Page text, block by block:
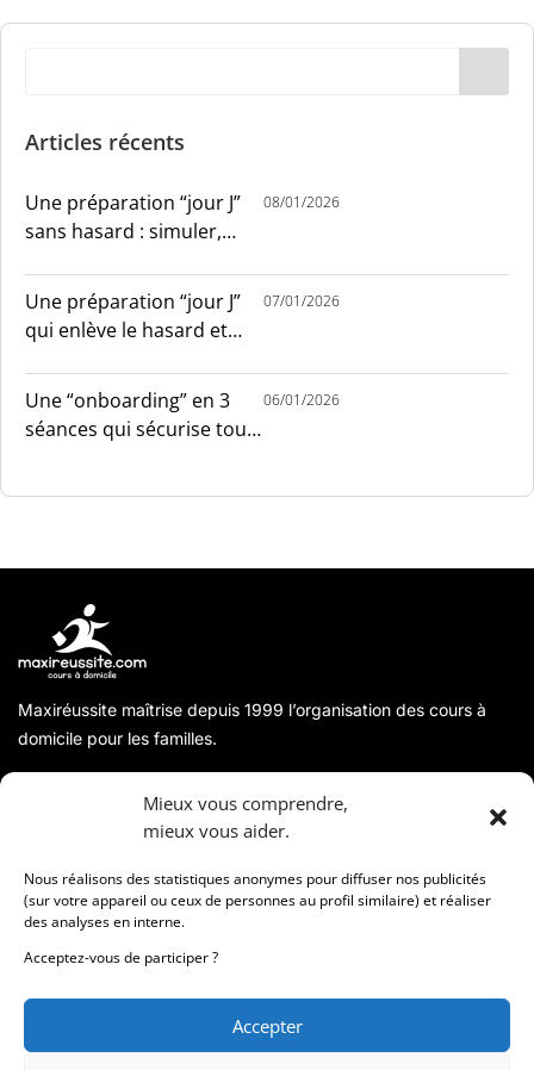
Mieux vous comprendre,
mieux vous aider.
Nous réalisons des statistiques anonymes pour diffuser nos publicités
(sur votre appareil ou ceux de personnes au profil similaire) et réaliser
des analyses en interne.
Acceptez-vous de participer ?
Accepter
Articles récents
Une préparation “jour J”
sans hasard : simuler,
08/01/2026
Une préparation “jour J”
qui enlève le hasard et
07/01/2026
Une “onboarding” en 3
séances qui sécurise tout
06/01/2026
Maxiréussite maîtrise depuis 1999 l’organisation des cours à
domicile pour les familles.
Coordonnées